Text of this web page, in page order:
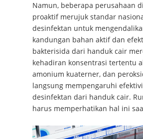
Namun, beberapa perusahaan
proaktif merujuk standar
desinfektan untuk
kandungan bahan aktif dan
bakterisida dari handuk cair
kehadiran konsentrasi tertentu
amonium kuaterner, dan
langsung mempengaruhi
desinfektan dari handuk cair.
harus memperhatikan hal ini